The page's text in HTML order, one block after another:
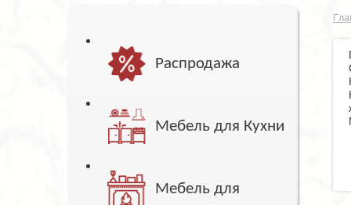
Распродажа
Мебель для Кухни
Мебель для